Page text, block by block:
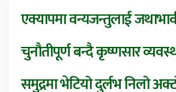
एक्यापमा वन्यजन्तुलाई
चुनौतीपूर्ण बन्दै कृष्णसार
समुद्रमा भेटियो दुर्लभ निलो